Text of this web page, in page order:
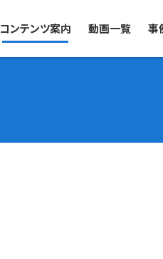
コンテンツ案内 動画一覧 事